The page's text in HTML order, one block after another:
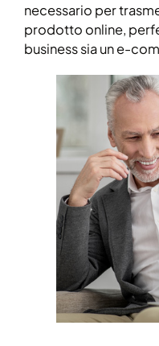
necessario per
prodotto online,
business sia un e-